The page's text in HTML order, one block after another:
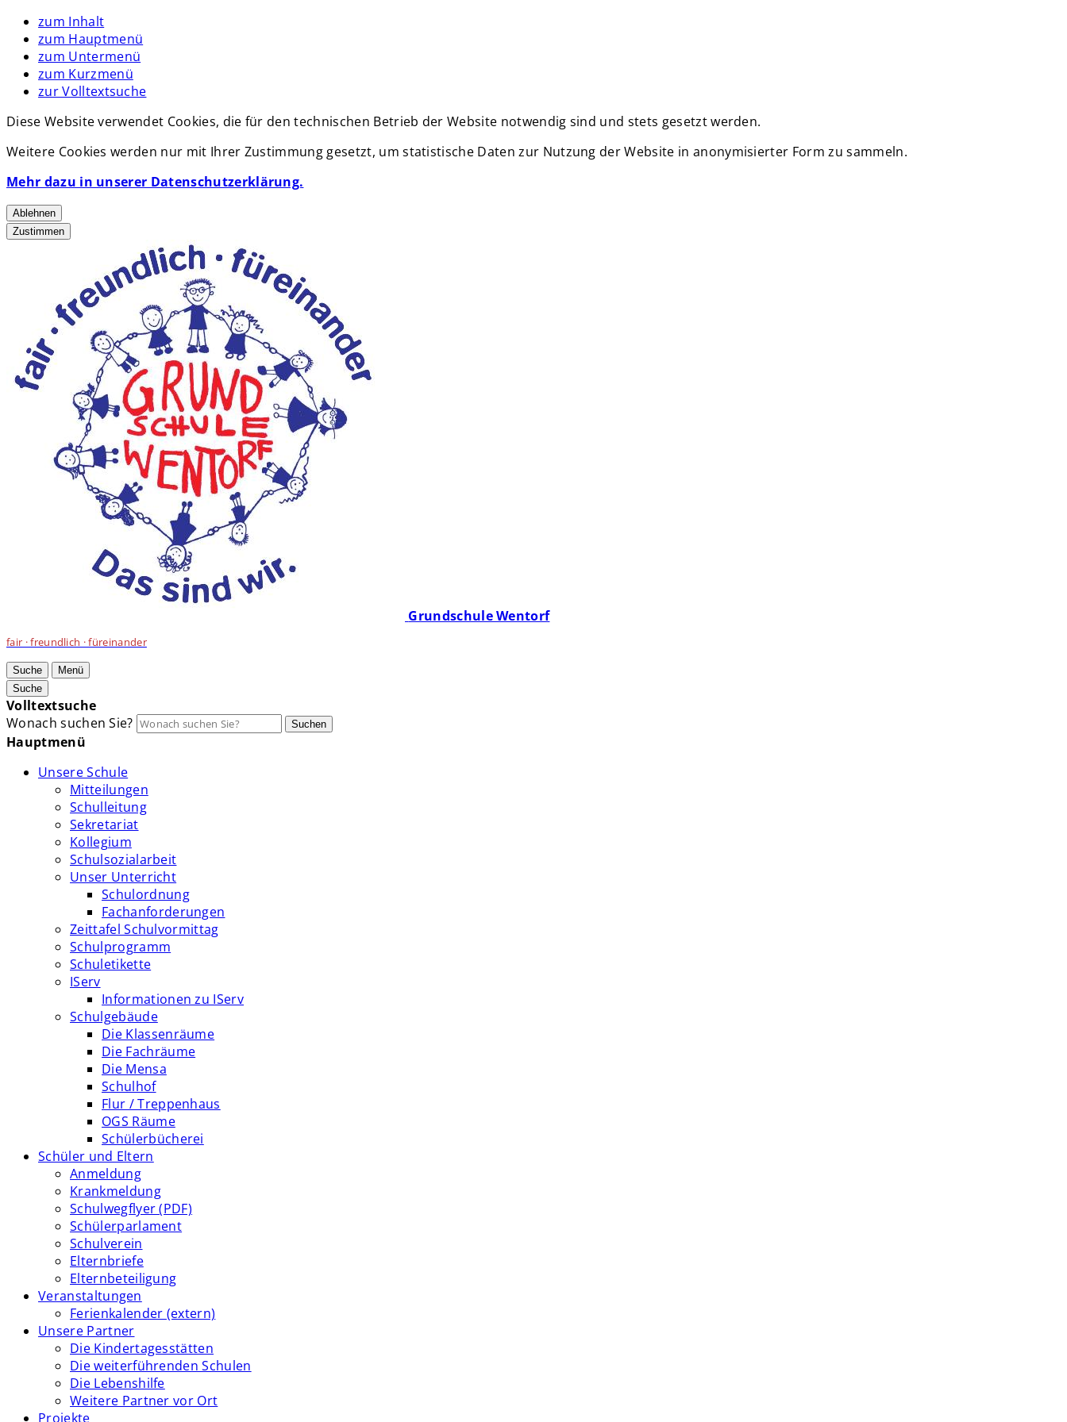
zum Inhalt
zum Hauptmenü
zum Untermenü
zum Kurzmenü
zur Volltextsuche
Diese Website verwendet Cookies, die für den technischen Betrieb der Website notwendig sind und stets gesetzt werden.
Weitere Cookies werden nur mit Ihrer Zustimmung gesetzt, um statistische Daten zur Nutzung der Website in anonymisierter Form zu sammeln.
Mehr dazu in unserer Datenschutzerklärung.
Ablehnen
Zustimmen
Grundschule Wentorf
fair · freundlich · füreinander
Suche
Menü
Suche
Volltextsuche
Wonach suchen Sie?
Suchen
Hauptmenü
Unsere Schule
Mitteilungen
Schulleitung
Sekretariat
Kollegium
Schulsozialarbeit
Unser Unterricht
Schulordnung
Fachanforderungen
Zeittafel Schulvormittag
Schulprogramm
Schuletikette
IServ
Informationen zu IServ
Schulgebäude
Die Klassenräume
Die Fachräume
Die Mensa
Schulhof
Flur / Treppenhaus
OGS Räume
Schülerbücherei
Schüler und Eltern
Anmeldung
Krankmeldung
Schulwegflyer (PDF)
Schülerparlament
Schulverein
Elternbriefe
Elternbeteiligung
Veranstaltungen
Ferienkalender (extern)
Unsere Partner
Die Kindertagesstätten
Die weiterführenden Schulen
Die Lebenshilfe
Weitere Partner vor Ort
Projekte